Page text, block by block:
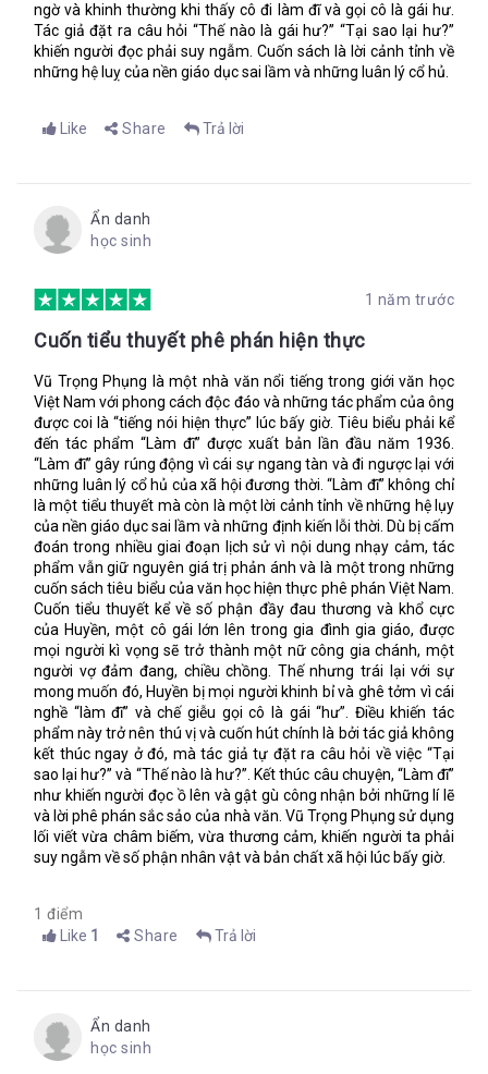
Hai người bạn tìm đến địa chỉ được mách. Đó không phải một
nhà chứa xoành xĩnh, mà là tòa nhà tây, bề ngoài tỏ ra rằng
chủ nhân ở trong là người lương thiện. Nhân vật “tôi” chưa
dám tin ngay sự mãi dâm lại có thể đóng đại bản doanh ở
“Tủ chè khảm, sập gụ bộ phòng khách Tàu, tủ đồ cổ gương to
không khí lặng lẽ vắng tanh vắng ngát càng làm tăng vẻ
nghiêm trang”.
hai vị khách được biết nơi đây có đủ những phụ nữ xinh đẹp,
hàng có nhu cầu người như nào, thì gia chủ mới cho đi mời và
Theo lời của Duyên – cô gái phục vụ trong nhà thì “Từ 12 giờ
trở đi rồi các anh xem! Ở nhà này ngày là đêm mà đêm là
ngày”.
Khách đến nhà này là những hạng nào? “Ồ, đủ, các anh ạ. Các
ông tây chánh sở này, chánh sở nọ, quan binh, thầy kiện, mõ
tòa, tây đen cho vay lãi, khách chủ hiệu cao lâu, các ông nghị,
các ông nhà buôn lớn…”.
Căn phòng nơi mua vui cũng được “bài trí lịch sự lắm, có thể
so với phòng khách sạn tây lớn. Sập gụ trên có khay đèn,
giường Hong Kong, ghế đi văng. Bồn rửa mặt có sẵn nhiều
khăn bông trắng muốt taị một góc khác. Trên tường vô số ảnh
mỹ nữ Tây phương khỏa thân, những ảnh người ta lấy ở những
báo chí khiêu dâm như Paris Plaisirs, Evos, Sex Appeal”…
Những cô gái “làm đĩ” ở đó đều sắc nước hương trời. Huyền, cô
gái được gọi đến để phục vụ, oan trái thay là bạn học của hai
người khách. Xưa kia, Huyền đẹp, ngoan, đứng đắn, là “con
nhà lương thiện, con một ông phán, cháu một ông đốc tờ. Cả
lớp học chúng tôi anh nào cũng có thể phải lòng Huyền được,
nhất là Quý thì lại mê nó hơn hết thảy. Chúng tôi đã ngầm tôn
“Tây Thi, Hằng Nga, Nàng thơ, Mỹ nhân, đó là những tên người
ta đặt thêm cho Huyền, ngoài cái tên ở giấy khai sinh”.
Nếu chỉ tả quang cảnh một chốn mãi dâm cao cấp, thì có lẽ
tác phẩm của Vũ Trọng Phụng đã không được tái bản nhiều
ngờ và khinh thường khi thấy cô đi làm đĩ và gọi cô là gái hư.
Tác giả đặt ra câu hỏi “Thế nào là gái hư?” “Tại sao lại hư?”
khiến người đọc phải suy ngẫm. Cuốn sách là lời cảnh tỉnh về
những hệ luỵ của nền giáo dục sai lầm và những luân lý cổ hủ.
Like Share Trả lời
Ẩn danh
học sinh
1 năm trước
Cuốn tiểu thuyết phê phán hiện thực
Vũ Trọng Phụng là một nhà văn nổi tiếng trong giới văn học
Việt Nam với phong cách độc đáo và những tác phẩm của ông
được coi là “tiếng nói hiện thực” lúc bấy giờ. Tiêu biểu phải kể
đến tác phẩm “Làm đĩ” được xuất bản lần đầu năm 1936.
“Làm đĩ” gây rúng động vì cái sự ngang tàn và đi ngược lại với
những luân lý cổ hủ của xã hội đương thời. “Làm đĩ” không chỉ
là một tiểu thuyết mà còn là một lời cảnh tỉnh về những hệ lụy
của nền giáo dục sai lầm và những định kiến lỗi thời. Dù bị cấm
đoán trong nhiều giai đoạn lịch sử vì nội dung nhạy cảm, tác
phẩm vẫn giữ nguyên giá trị phản ánh và là một trong những
cuốn sách tiêu biểu của văn học hiện thực phê phán Việt Nam.
Cuốn tiểu thuyết kể về số phận đầy đau thương và khổ cực
của Huyền, một cô gái lớn lên trong gia đình gia giáo, được
mọi người kì vọng sẽ trở thành một nữ công gia chánh, một
người vợ đảm đang, chiều chồng. Thế nhưng trái lại với sự
mong muốn đó, Huyền bị mọi người khinh bỉ và ghê tởm vì cái
nghề “làm đĩ” và chế giễu gọi cô là gái “hư”. Điều khiến tác
phẩm này trở nên thú vị và cuốn hút chính là bởi tác giả không
kết thúc ngay ở đó, mà tác giả tự đặt ra câu hỏi về việc “Tại
sao lại hư?” và “Thế nào là hư?”. Kết thúc câu chuyện, “Làm đĩ”
như khiến người đọc ồ lên và gật gù công nhận bởi những lí lẽ
và lời phê phán sắc sảo của nhà văn. Vũ Trọng Phụng sử dụng
lối viết vừa châm biếm, vừa thương cảm, khiến người ta phải
suy ngẫm về số phận nhân vật và bản chất xã hội lúc bấy giờ.
1 điểm
Like 1 Share Trả lời
Ẩn danh
học sinh